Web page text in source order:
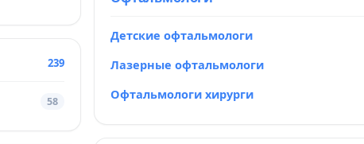
239
58
Детские офтальмологи
Лазерные офтальмологи
Офтальмологи хирурги